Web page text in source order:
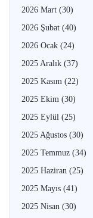
2026 Mart (30)
2026 Şubat (40)
2026 Ocak (24)
2025 Aralık (37)
2025 Kasım (22)
2025 Ekim (30)
2025 Eylül (25)
2025 Ağustos (30)
2025 Temmuz (34)
2025 Haziran (25)
2025 Mayıs (41)
2025 Nisan (30)